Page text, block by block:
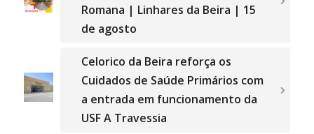
Romana | Linhares da Beira | 15
de agosto
Celorico da Beira reforça os
Cuidados de Saúde Primários com
a entrada em funcionamento da
USF A Travessia